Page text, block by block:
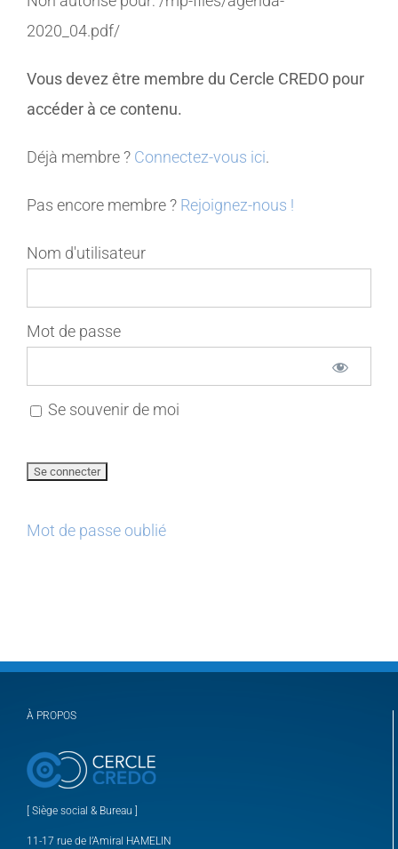
MEMBRES
CONTACT
2020_04.pdf/
Vous devez être membre du Cercle CREDO pour
accéder à ce contenu.
Déjà membre ? Connectez-vous ici.
Pas encore membre ? Rejoignez-nous !
Nom d'utilisateur
Mot de passe
Se souvenir de moi
Mot de passe oublié
À PROPOS
[ Siège social & Bureau ]
11-17 rue de l’Amiral HAMELIN